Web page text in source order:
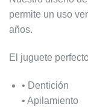
permite un uso
años.
El juguete
• Dentición
• Apilamiento